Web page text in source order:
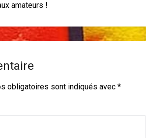
amateurs !
obligatoires sont indiqués avec*